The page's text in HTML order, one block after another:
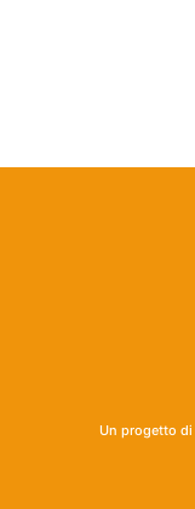
Un progetto di